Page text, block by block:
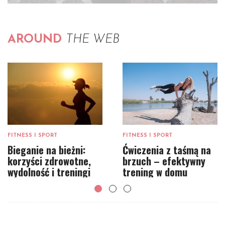
AROUND THE WEB
FITNESS I SPORT
Bieganie na bieżni:
korzyści zdrowotne,
wydolność i treningi
FITNESS I SPORT
Ćwiczenia z taśmą na
brzuch – efektywny
trening w domu